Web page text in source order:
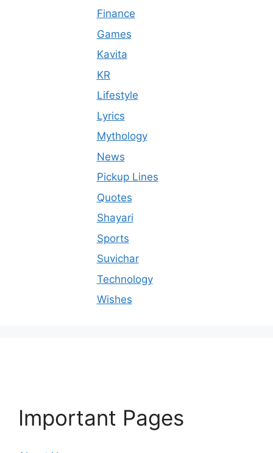
Finance
Games
Kavita
KR
Lifestyle
Lyrics
Mythology
News
Pickup Lines
Quotes
Shayari
Sports
Suvichar
Technology
Wishes
Important Pages